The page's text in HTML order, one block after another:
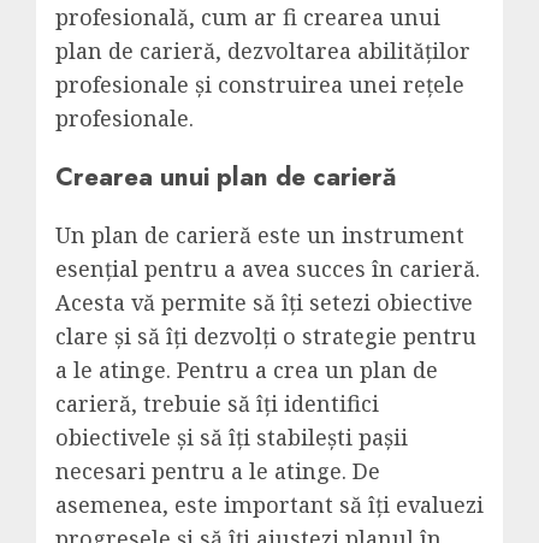
profesională, cum ar fi crearea unui
plan de carieră, dezvoltarea abilităților
profesionale și construirea unei rețele
profesionale.
Crearea unui plan de carieră
Un plan de carieră este un instrument
esențial pentru a avea succes în carieră.
Acesta vă permite să îți setezi obiective
clare și să îți dezvolți o strategie pentru
a le atinge. Pentru a crea un plan de
carieră, trebuie să îți identifici
obiectivele și să îți stabilești pașii
necesari pentru a le atinge. De
asemenea, este important să îți evaluezi